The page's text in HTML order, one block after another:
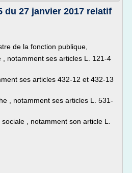
du 27 janvier 2017 relatif
de la fonction publique,
, notamment ses articles L. 121-4
ses articles 432-12 et 432-13
, notamment ses articles L. 531-
, notamment son article L.